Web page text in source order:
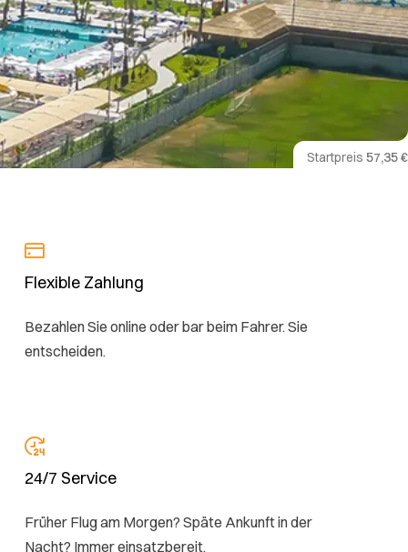
Startpreis 57,35 €
Flexible Zahlung
Bezahlen Sie online oder bar beim Fahrer. Sie
entscheiden.
24/7 Service
Früher Flug am Morgen? Späte Ankunft in der
Nacht? Immer einsatzbereit.